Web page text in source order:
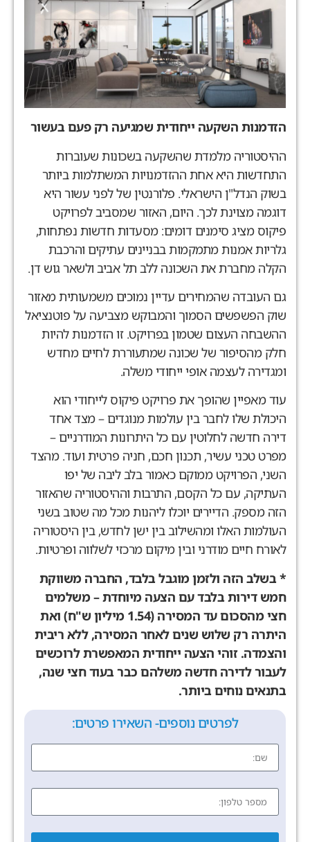
הזדמנות השקעה ייחודית שמגיעה רק פעם בעשור
ההיסטוריה מלמדת שהשקעה בשכונות שעוברות
התחדשות היא אחת ההזדמנויות המשתלמות ביותר
בשוק הנדל"ן הישראלי. פלורנטין של לפני עשור היא
דוגמה מצוינת לכך. היום, האזור שמסביב לפרויקט
פיקוס מציג סימנים דומים: מסעדות חדשות נפתחות,
גלריות אמנות מתמקמות בבניינים עתיקים והרכבת
הקלה מחברת את השכונה ללב תל אביב ולשאר גוש דן.
גם העובדה שהמחירים עדיין נמוכים משמעותית מאזור
שוק הפשפשים הסמוך והמבוקש מצביעה על פוטנציאל
ההשבחה העצום שטמון בפרויקט. זו הזדמנות להיות
חלק מהסיפור של שכונה שמתעוררת לחיים מחדש
ומגדירה לעצמה אופי ייחודי משלה.
עוד מאפיין שהופך את פרויקט פיקוס לייחודי הוא
היכולת שלו לחבר בין עולמות מנוגדים – מצד אחד
דירה חדשה לחלוטין עם כל היתרונות המודרניים –
מפרט טכני עשיר, תכנון חכם, חניה פרטית ועוד. מהצד
השני, הפרויקט ממוקם כאמור בלב ליבה של יפו
העתיקה, עם כל הקסם, התרבות וההיסטוריה שהאזור
הזה מספק. הדיירים יוכלו ליהנות מכל מה שטוב בשני
העולמות האלו ומהשילוב בין ישן לחדש, בין היסטוריה
לאורח חיים מודרני ובין מיקום מרכזי לשלווה ופרטיות.
* בשלב הזה ולזמן מוגבל בלבד, החברה משווקת
חמש דירות בלבד עם הצעה מיוחדת – משלמים
חצי מהסכום עד המסירה (1.54 מיליון ש"ח) ואת
היתרה רק שלוש שנים לאחר המסירה, ללא ריבית
והצמדה. זוהי הצעה ייחודית המאפשרת לרוכשים
לעבור לדירה חדשה משלהם כבר בעוד חצי שנה,
בתנאים נוחים ביותר.
לפרטים נוספים- השאירו פרטים: